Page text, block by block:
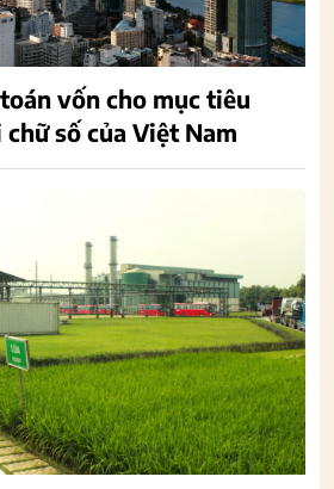
vốn cho mục tiêu
số của Việt Nam